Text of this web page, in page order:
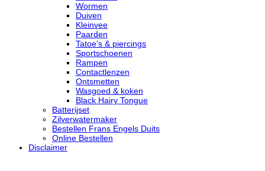
Wormen
Duiven
Kleinvee
Paarden
Tatoe's & piercings
Sportschoenen
Rampen
Contactlenzen
Ontsmetten
Wasgoed & koken
Black Hairy Tongue
Batterijset
Zilverwatermaker
Bestellen Frans Engels Duits
Online Bestellen
Disclaimer